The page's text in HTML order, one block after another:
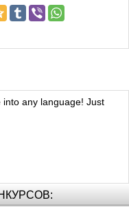
any language! Just